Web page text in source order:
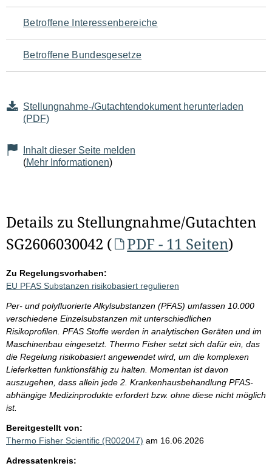
für
den
Seiteninhalt
Betroffene Interessenbereiche
Betroffene Bundesgesetze
Stellungnahme-/Gutachtendokument herunterladen
(PDF)
Inhalt dieser Seite melden
(Mehr Informationen)
Details zu Stellungnahme/Gutachten
SG2606030042 (
PDF - 11 Seiten)
Zu Regelungsvorhaben:
EU PFAS Substanzen risikobasiert regulieren
Per- und polyfluorierte Alkylsubstanzen (PFAS) umfassen 10.000
verschiedene Einzelsubstanzen mit unterschiedlichen
Risikoprofilen. PFAS Stoffe werden in analytischen Geräten und im
Maschinenbau eingesetzt. Thermo Fisher setzt sich dafür ein, das
die Regelung risikobasiert angewendet wird, um die komplexen
Lieferketten funktionsfähig zu halten. Momentan ist davon
auszugehen, dass allein jede 2. Krankenhausbehandlung PFAS-
abhängige Medizinprodukte erfordert bzw. ohne diese nicht möglich
ist.
Bereitgestellt von:
Thermo Fisher Scientific (R002047) am 16.06.2026
Adressatenkreis: